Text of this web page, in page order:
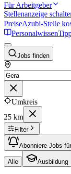
Für Arbeitgeber
Stellenanzeige
PreiseAzubi-Stelle
Personalwissen
Jobs finden
Umkreis
25 km
Filter
Abonniere Jobs
Alle Ausbildung